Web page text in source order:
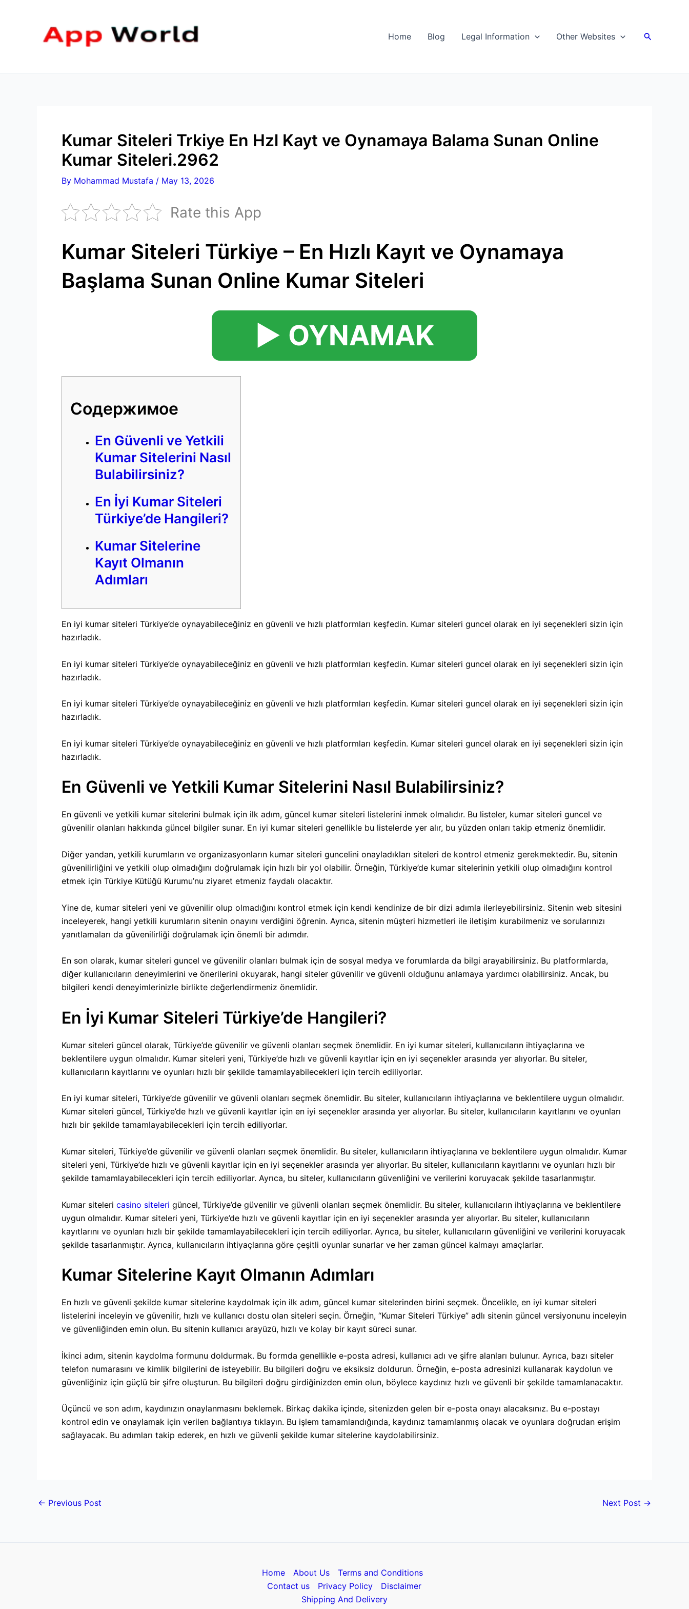
Home Blog Legal Information Other Websites Search
Kumar Siteleri Trkiye En Hzl Kayt ve Oynamaya Balama Sunan Online
Kumar Siteleri.2962
By Mohammad Mustafa / May 13, 2026
Rate this App
Kumar Siteleri Türkiye – En Hızlı Kayıt ve Oynamaya
Başlama Sunan Online Kumar Siteleri
▶️ OYNAMAK
Содержимое
En Güvenli ve Yetkili
Kumar Sitelerini Nasıl
Bulabilirsiniz?
En İyi Kumar Siteleri
Türkiye’de Hangileri?
Kumar Sitelerine
Kayıt Olmanın
Adımları
En iyi kumar siteleri Türkiye’de oynayabileceğiniz en güvenli ve hızlı platformları keşfedin. Kumar siteleri guncel olarak en iyi seçenekleri sizin için
hazırladık.
En iyi kumar siteleri Türkiye’de oynayabileceğiniz en güvenli ve hızlı platformları keşfedin. Kumar siteleri guncel olarak en iyi seçenekleri sizin için
hazırladık.
En iyi kumar siteleri Türkiye’de oynayabileceğiniz en güvenli ve hızlı platformları keşfedin. Kumar siteleri guncel olarak en iyi seçenekleri sizin için
hazırladık.
En iyi kumar siteleri Türkiye’de oynayabileceğiniz en güvenli ve hızlı platformları keşfedin. Kumar siteleri guncel olarak en iyi seçenekleri sizin için
hazırladık.
En Güvenli ve Yetkili Kumar Sitelerini Nasıl Bulabilirsiniz?
En güvenli ve yetkili kumar sitelerini bulmak için ilk adım, güncel kumar siteleri listelerini inmek olmalıdır. Bu listeler, kumar siteleri guncel ve
güvenilir olanları hakkında güncel bilgiler sunar. En iyi kumar siteleri genellikle bu listelerde yer alır, bu yüzden onları takip etmeniz önemlidir.
Diğer yandan, yetkili kurumların ve organizasyonların kumar siteleri guncelini onayladıkları siteleri de kontrol etmeniz gerekmektedir. Bu, sitenin
güvenilirliğini ve yetkili olup olmadığını doğrulamak için hızlı bir yol olabilir. Örneğin, Türkiye’de kumar sitelerinin yetkili olup olmadığını kontrol
etmek için Türkiye Kütüğü Kurumu’nu ziyaret etmeniz faydalı olacaktır.
Yine de, kumar siteleri yeni ve güvenilir olup olmadığını kontrol etmek için kendi kendinize de bir dizi adımla ilerleyebilirsiniz. Sitenin web sitesini
inceleyerek, hangi yetkili kurumların sitenin onayını verdiğini öğrenin. Ayrıca, sitenin müşteri hizmetleri ile iletişim kurabilmeniz ve sorularınızı
yanıtlamaları da güvenilirliği doğrulamak için önemli bir adımdır.
En son olarak, kumar siteleri guncel ve güvenilir olanları bulmak için de sosyal medya ve forumlarda da bilgi arayabilirsiniz. Bu platformlarda,
diğer kullanıcıların deneyimlerini ve önerilerini okuyarak, hangi siteler güvenilir ve güvenli olduğunu anlamaya yardımcı olabilirsiniz. Ancak, bu
bilgileri kendi deneyimlerinizle birlikte değerlendirmeniz önemlidir.
En İyi Kumar Siteleri Türkiye’de Hangileri?
Kumar siteleri güncel olarak, Türkiye’de güvenilir ve güvenli olanları seçmek önemlidir. En iyi kumar siteleri, kullanıcıların ihtiyaçlarına ve
beklentilere uygun olmalıdır. Kumar siteleri yeni, Türkiye’de hızlı ve güvenli kayıtlar için en iyi seçenekler arasında yer alıyorlar. Bu siteler,
kullanıcıların kayıtlarını ve oyunları hızlı bir şekilde tamamlayabilecekleri için tercih ediliyorlar.
En iyi kumar siteleri, Türkiye’de güvenilir ve güvenli olanları seçmek önemlidir. Bu siteler, kullanıcıların ihtiyaçlarına ve beklentilere uygun olmalıdır.
Kumar siteleri güncel, Türkiye’de hızlı ve güvenli kayıtlar için en iyi seçenekler arasında yer alıyorlar. Bu siteler, kullanıcıların kayıtlarını ve oyunları
hızlı bir şekilde tamamlayabilecekleri için tercih ediliyorlar.
Kumar siteleri, Türkiye’de güvenilir ve güvenli olanları seçmek önemlidir. Bu siteler, kullanıcıların ihtiyaçlarına ve beklentilere uygun olmalıdır. Kumar
siteleri yeni, Türkiye’de hızlı ve güvenli kayıtlar için en iyi seçenekler arasında yer alıyorlar. Bu siteler, kullanıcıların kayıtlarını ve oyunları hızlı bir
şekilde tamamlayabilecekleri için tercih ediliyorlar. Ayrıca, bu siteler, kullanıcıların güvenliğini ve verilerini koruyacak şekilde tasarlanmıştır.
Kumar siteleri casino siteleri güncel, Türkiye’de güvenilir ve güvenli olanları seçmek önemlidir. Bu siteler, kullanıcıların ihtiyaçlarına ve beklentilere
uygun olmalıdır. Kumar siteleri yeni, Türkiye’de hızlı ve güvenli kayıtlar için en iyi seçenekler arasında yer alıyorlar. Bu siteler, kullanıcıların
kayıtlarını ve oyunları hızlı bir şekilde tamamlayabilecekleri için tercih ediliyorlar. Ayrıca, bu siteler, kullanıcıların güvenliğini ve verilerini koruyacak
şekilde tasarlanmıştır. Ayrıca, kullanıcıların ihtiyaçlarına göre çeşitli oyunlar sunarlar ve her zaman güncel kalmayı amaçlarlar.
Kumar Sitelerine Kayıt Olmanın Adımları
En hızlı ve güvenli şekilde kumar sitelerine kaydolmak için ilk adım, güncel kumar sitelerinden birini seçmek. Öncelikle, en iyi kumar siteleri
listelerini inceleyin ve güvenilir, hızlı ve kullanıcı dostu olan siteleri seçin. Örneğin, “Kumar Siteleri Türkiye” adlı sitenin güncel versiyonunu inceleyin
ve güvenliğinden emin olun. Bu sitenin kullanıcı arayüzü, hızlı ve kolay bir kayıt süreci sunar.
İkinci adım, sitenin kaydolma formunu doldurmak. Bu formda genellikle e-posta adresi, kullanıcı adı ve şifre alanları bulunur. Ayrıca, bazı siteler
telefon numarasını ve kimlik bilgilerini de isteyebilir. Bu bilgileri doğru ve eksiksiz doldurun. Örneğin, e-posta adresinizi kullanarak kaydolun ve
güvenliğiniz için güçlü bir şifre oluşturun. Bu bilgileri doğru girdiğinizden emin olun, böylece kaydınız hızlı ve güvenli bir şekilde tamamlanacaktır.
Üçüncü ve son adım, kaydınızın onaylanmasını beklemek. Birkaç dakika içinde, sitenizden gelen bir e-posta onayı alacaksınız. Bu e-postayı
kontrol edin ve onaylamak için verilen bağlantıya tıklayın. Bu işlem tamamlandığında, kaydınız tamamlanmış olacak ve oyunlara doğrudan erişim
sağlayacak. Bu adımları takip ederek, en hızlı ve güvenli şekilde kumar sitelerine kaydolabilirsiniz.
← Previous Post Next Post →
Home About Us
Terms and Conditions
Contact us
Privacy Policy
Disclaimer
Shipping And Delivery